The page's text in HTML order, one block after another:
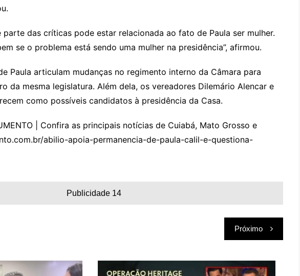
parte das críticas pode estar relacionada ao fato de Paula ser mulher.
se o problema está sendo uma mulher na presidência”, afirmou.
Paula articulam mudanças no regimento interno da Câmara para
da mesma legislatura. Além dela, os vereadores Dilemário Alencar e
como possíveis candidatos à presidência da Casa.
| Confira as principais notícias de Cuiabá, Mato Grosso e
abilio-apoia-permanencia-de-paula-calil-e-questiona-
Publicidade 14
Próximo